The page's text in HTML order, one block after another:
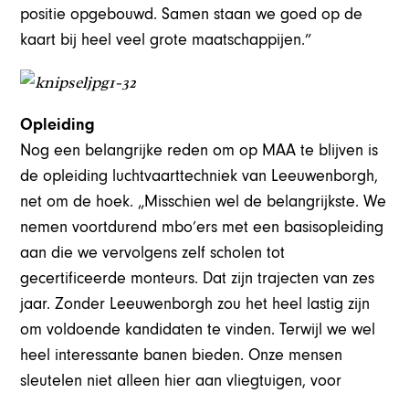
positie opgebouwd. Samen staan we goed op de
kaart bij heel veel grote maatschappijen.”
Opleiding
Nog een belangrijke reden om op MAA te blijven is
de opleiding luchtvaarttechniek van Leeuwenborgh,
net om de hoek. „Misschien wel de belangrijkste. We
nemen voortdurend mbo’ers met een basisopleiding
aan die we vervolgens zelf scholen tot
gecertificeerde monteurs. Dat zijn trajecten van zes
jaar. Zonder Leeuwenborgh zou het heel lastig zijn
om voldoende kandidaten te vinden. Terwijl we wel
heel interessante banen bieden. Onze mensen
sleutelen niet alleen hier aan vliegtuigen, voor